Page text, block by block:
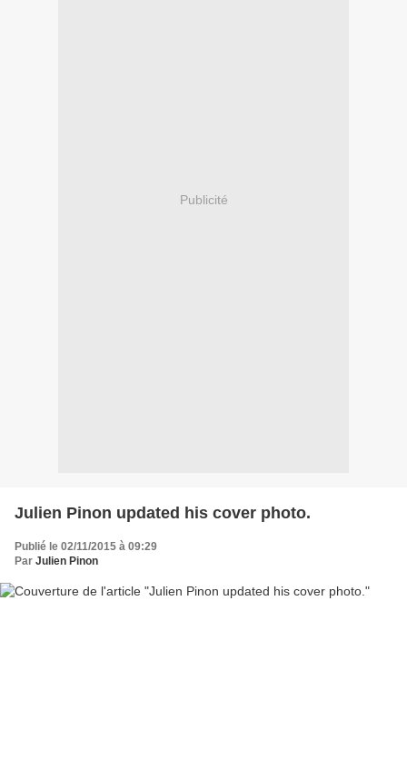
Publicité
Julien Pinon updated his cover photo.
Publié le 02/11/2015 à 09:29
Par Julien Pinon